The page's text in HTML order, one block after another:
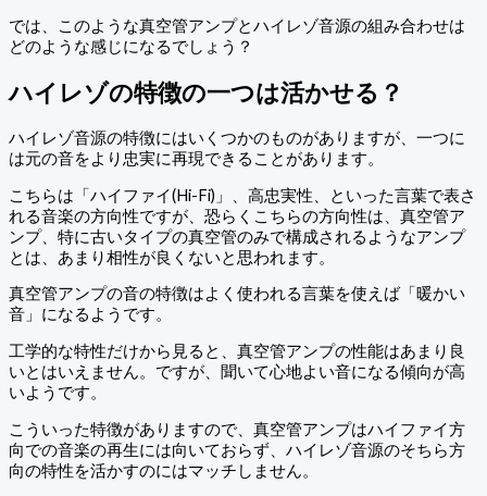
では、このような真空管アンプとハイレゾ音源の組み合わせは
どのような感じになるでしょう？
ハイレゾの特徴の一つは活かせる？
ハイレゾ音源の特徴にはいくつかのものがありますが、一つに
は元の音をより忠実に再現できることがあります。
こちらは「ハイファイ(Hi-Fi)」、高忠実性、といった言葉で表さ
れる音楽の方向性ですが、恐らくこちらの方向性は、真空管ア
ンプ、特に古いタイプの真空管のみで構成されるようなアンプ
とは、あまり相性が良くないと思われます。
真空管アンプの音の特徴はよく使われる言葉を使えば「暖かい
音」になるようです。
工学的な特性だけから見ると、真空管アンプの性能はあまり良
いとはいえません。ですが、聞いて心地よい音になる傾向が高
いようです。
こういった特徴がありますので、真空管アンプはハイファイ方
向での音楽の再生には向いておらず、ハイレゾ音源のそちら方
向の特性を活かすのにはマッチしません。